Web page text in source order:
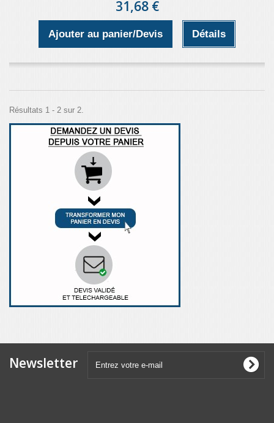
31,68 €
Ajouter au panier/Devis Détails
Résultats 1 - 2 sur 2.
Newsletter